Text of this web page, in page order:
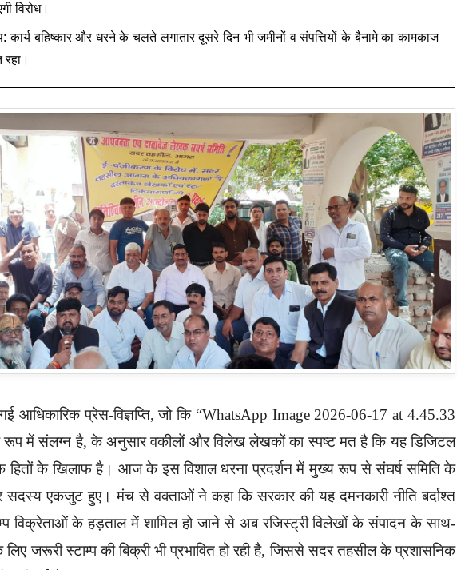
विरोध।
कार्य बहिष्कार और धरने के चलते लगातार दूसरे दिन भी जमीनों व संपत्तियों के बैनामे का कामकाज
रहा।
गई आधिकारिक प्रेस-विज्ञप्ति, जो कि “WhatsApp Image 2026-06-17 at 4.45.33
में संलग्न है, के अनुसार वकीलों और विलेख लेखकों का स्पष्ट मत है कि यह डिजिटल
हितों के खिलाफ है। आज के इस विशाल धरना प्रदर्शन में मुख्य रूप से संघर्ष समिति के
सदस्य एकजुट हुए। मंच से वक्ताओं ने कहा कि सरकार की यह दमनकारी नीति बर्दाश्त
विक्रेताओं के हड़ताल में शामिल हो जाने से अब रजिस्ट्री विलेखों के संपादन के साथ-
लिए जरूरी स्टाम्प की बिक्री भी प्रभावित हो रही है, जिससे सदर तहसील के प्रशासनिक